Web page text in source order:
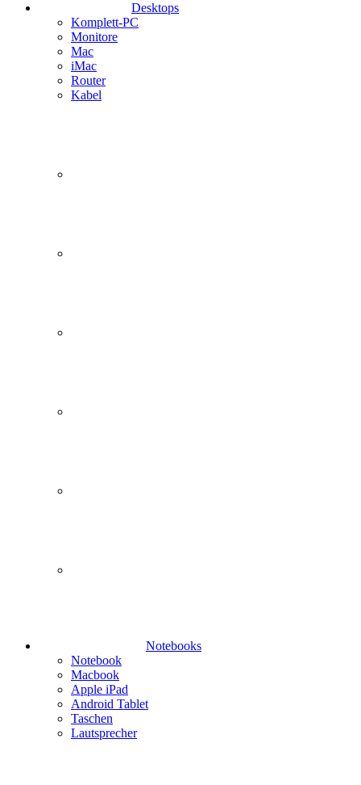
Desktops
Komplett-PC
Monitore
Mac
iMac
Router
Kabel
Notebooks
Notebook
Macbook
Apple iPad
Android Tablet
Taschen
Lautsprecher